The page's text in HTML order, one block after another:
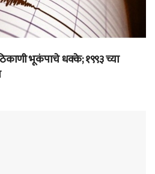
भूकंपाचे धक्के; १९९३ च्या